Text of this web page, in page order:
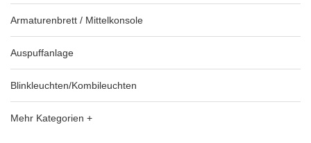
Armaturenbrett / Mittelkonsole
Auspuffanlage
Blinkleuchten/Kombileuchten
Mehr Kategorien +